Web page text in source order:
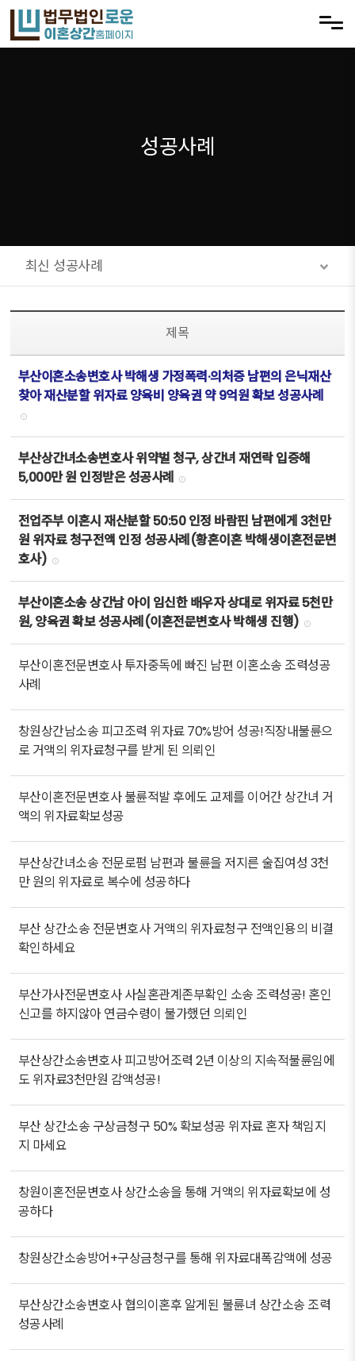
메뉴 건너뛰기
성공사례
최신 성공사례
제목
부산이혼소송변호사 박해생 가정폭력·의처증 남편의 은닉재산
찾아 재산분할 위자료 양육비 양육권 약 9억원 확보 성공사례
부산상간녀소송변호사 위약벌 청구, 상간녀 재연락 입증해
5,000만 원 인정받은 성공사례
전업주부 이혼시 재산분할 50:50 인정 바람핀 남편에게 3천만
원 위자료 청구전액 인정 성공사례(황혼이혼 박해생이혼전문변
호사)
부산이혼소송 상간남 아이 임신한 배우자 상대로 위자료 5천만
원, 양육권 확보 성공사례(이혼전문변호사 박해생 진행)
부산이혼전문변호사 투자중독에 빠진 남편 이혼소송 조력성공
사례
창원상간남소송 피고조력 위자료 70%방어 성공!직장내불륜으
로 거액의 위자료청구를 받게 된 의뢰인
부산이혼전문변호사 불륜적발 후에도 교제를 이어간 상간녀 거
액의 위자료확보성공
부산상간녀소송 전문로펌 남편과 불륜을 저지른 술집여성 3천
만 원의 위자료로 복수에 성공하다
부산 상간소송 전문변호사 거액의 위자료청구 전액인용의 비결
확인하세요
부산가사전문변호사 사실혼관계존부확인 소송 조력성공! 혼인
신고를 하지않아 연금수령이 불가했던 의뢰인
부산상간소송변호사 피고방어조력 2년 이상의 지속적불륜임에
도 위자료3천만원 감액성공!
부산 상간소송 구상금청구 50% 확보성공 위자료 혼자 책임지
지 마세요
창원이혼전문변호사 상간소송을 통해 거액의 위자료확보에 성
공하다
창원상간소송방어+구상금청구를 통해 위자료대폭감액에 성공
부산상간소송변호사 협의이혼후 알게된 불륜녀 상간소송 조력
성공사례